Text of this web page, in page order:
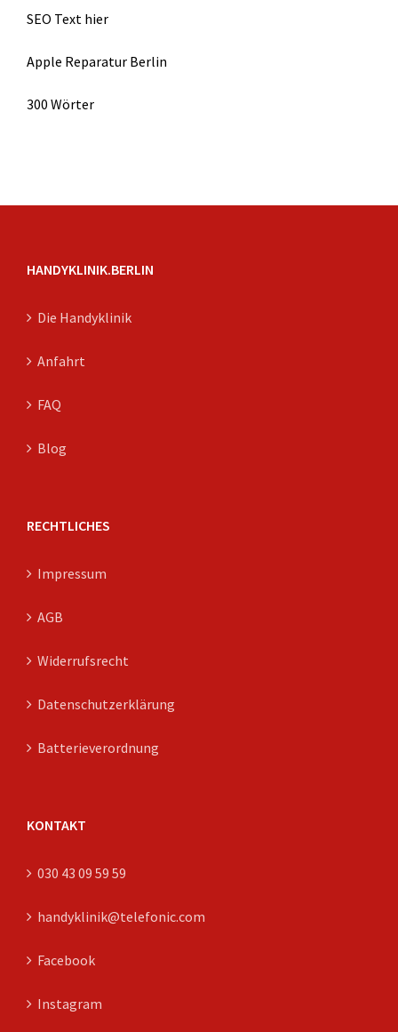
SEO Text hier
Apple Reparatur Berlin
300 Wörter
HANDYKLINIK.BERLIN
Die Handyklinik
Anfahrt
FAQ
Blog
RECHTLICHES
Impressum
AGB
Widerrufsrecht
Datenschutzerklärung
Batterieverordnung
KONTAKT
030 43 09 59 59
handyklinik@telefonic.com
Facebook
Instagram